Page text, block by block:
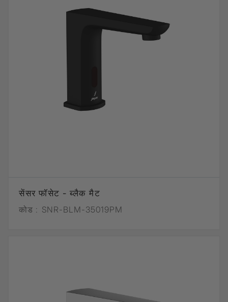
सेंसर फॉसेट - ब्लैक मैट
कोड : SNR-BLM-35019PM